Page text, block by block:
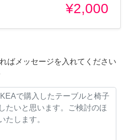
¥2,000
ばメッセージを入れてください